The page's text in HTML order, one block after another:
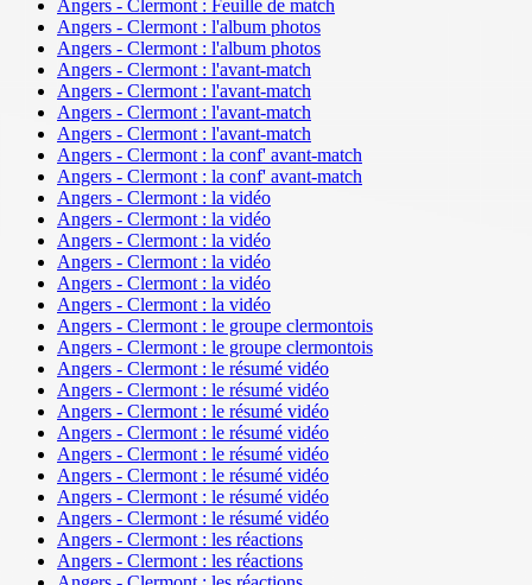
Angers - Clermont : Feuille de match
Angers - Clermont : l'album photos
Angers - Clermont : l'album photos
Angers - Clermont : l'avant-match
Angers - Clermont : l'avant-match
Angers - Clermont : l'avant-match
Angers - Clermont : l'avant-match
Angers - Clermont : la conf' avant-match
Angers - Clermont : la conf' avant-match
Angers - Clermont : la vidéo
Angers - Clermont : la vidéo
Angers - Clermont : la vidéo
Angers - Clermont : la vidéo
Angers - Clermont : la vidéo
Angers - Clermont : la vidéo
Angers - Clermont : le groupe clermontois
Angers - Clermont : le groupe clermontois
Angers - Clermont : le résumé vidéo
Angers - Clermont : le résumé vidéo
Angers - Clermont : le résumé vidéo
Angers - Clermont : le résumé vidéo
Angers - Clermont : le résumé vidéo
Angers - Clermont : le résumé vidéo
Angers - Clermont : le résumé vidéo
Angers - Clermont : le résumé vidéo
Angers - Clermont : les réactions
Angers - Clermont : les réactions